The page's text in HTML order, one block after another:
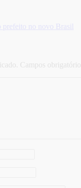
prefeito no novo Brasil
Campos